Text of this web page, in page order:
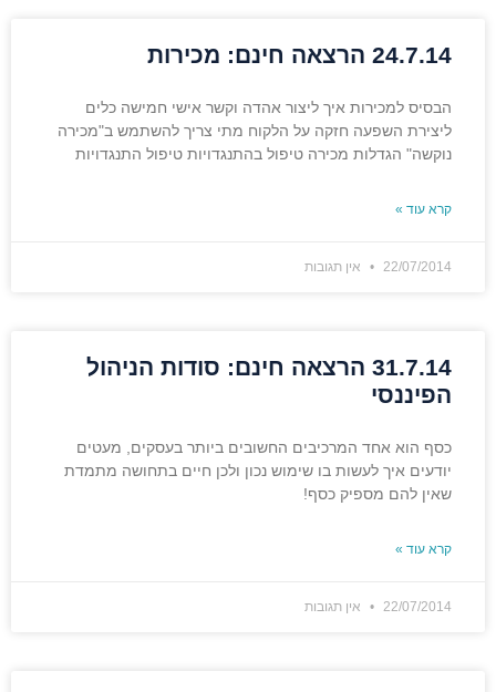
24.7.14 הרצאה חינם: מכירות
הבסיס למכירות איך ליצור אהדה וקשר אישי חמישה כלים
ליצירת השפעה חזקה על הלקוח מתי צריך להשתמש ב"מכירה
נוקשה" הגדלות מכירה טיפול בהתנגדויות טיפול התנגדויות
קרא עוד »
22/07/2014 אין תגובות
31.7.14 הרצאה חינם: סודות הניהול
הפיננסי
כסף הוא אחד המרכיבים החשובים ביותר בעסקים, מעטים
יודעים איך לעשות בו שימוש נכון ולכן חיים בתחושה מתמדת
שאין להם מספיק כסף!
קרא עוד »
22/07/2014 אין תגובות